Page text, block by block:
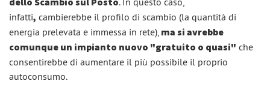
infatti, cambierebbe il profilo di scambio (la quantità di
energia prelevata e immessa in rete), ma si avrebbe
comunque un impianto nuovo "gratuito o quasi" che
consentirebbe di aumentare il più possibile il proprio
autoconsumo.